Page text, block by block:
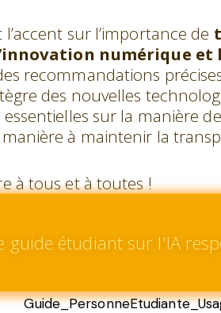
sur l’importance de
numérique
recommandations
des nouvelles
sur la manière
à maintenir la
à tous et à toutes !
guide étudiant sur l'IA